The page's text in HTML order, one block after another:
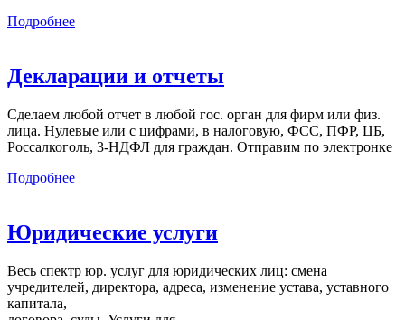
Подробнее
Декларации и отчеты
Сделаем любой отчет в любой гос. орган для фирм или физ.
лица. Нулевые или с цифрами, в налоговую, ФСС, ПФР, ЦБ,
Россалкоголь, 3-НДФЛ для граждан. Отправим по электронке
Подробнее
Юридические услуги
Весь спектр юр. услуг для юридических лиц: смена
учредителей, директора, адреса, изменение устава, уставного
капитала,